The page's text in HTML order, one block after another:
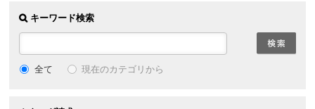
キーワード検索
全て 現在のカテゴリから